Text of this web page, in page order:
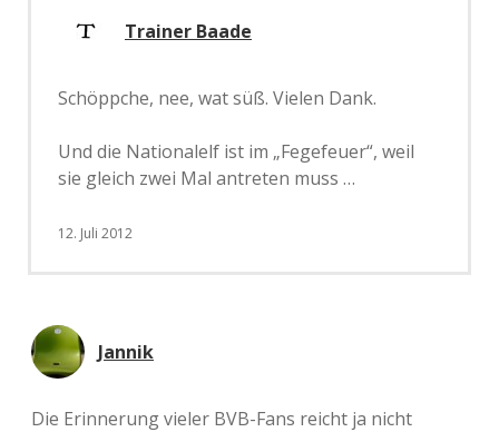
Trainer Baade
Schöppche, nee, wat süß. Vielen Dank.
Und die Nationalelf ist im „Fegefeuer“, weil
sie gleich zwei Mal antreten muss …
12. Juli 2012
Jannik
Die Erinnerung vieler BVB-Fans reicht ja nicht